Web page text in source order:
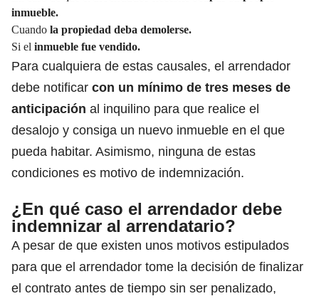
inmueble.
Cuando la propiedad deba demolerse.
Si el inmueble fue vendido.
Para cualquiera de estas causales, el arrendador
debe notificar con un mínimo de tres meses de
anticipación al inquilino para que realice el
desalojo y consiga un nuevo inmueble en el que
pueda habitar. Asimismo, ninguna de estas
condiciones es motivo de indemnización.
¿En qué caso el arrendador debe
indemnizar al arrendatario?
A pesar de que existen unos motivos estipulados
para que el arrendador tome la decisión de finalizar
el contrato antes de tiempo sin ser penalizado,